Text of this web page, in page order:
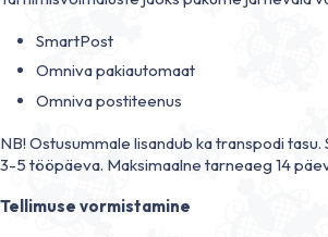
SmartPost
Omniva pakiautomaat
Omniva postiteenus
NB! Ostusummale lisandub ka transpodi
3-5 tööpäeva. Maksimaalne tarneaeg 14
Tellimuse vormistamine